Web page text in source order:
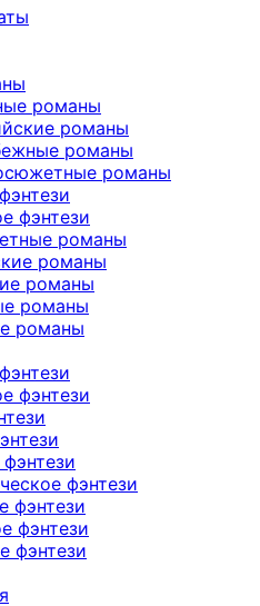
романы
романы
романы
романы
фэнтези
романы
романы
романы
романы
романы
фэнтези
фэнтези
фэнтези
фэнтези
фэнтези